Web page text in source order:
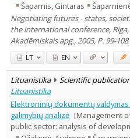
Šaparnis, Gintaras
Negotiating futures - states,
the international conference,
Akadēmiskais apg., 2005, P. 99-108
LT EN
Lituanistika Scientific
Lituanistika
Elektroninių dokumentų
galimybių analizė [Management
public sector: analysis of